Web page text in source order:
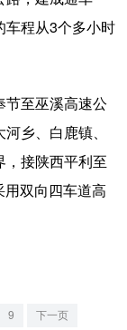
重庆
车程从3个多小时
至巫溪高速公
乡、白鹿镇、
，接陕西平利至
用双向四车道高
9 下一页